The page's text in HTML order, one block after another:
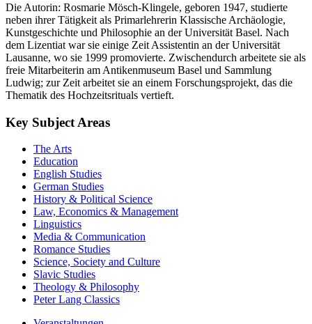
Die Autorin: Rosmarie Mösch-Klingele, geboren 1947, studierte
neben ihrer Tätigkeit als Primarlehrerin Klassische Archäologie,
Kunstgeschichte und Philosophie an der Universität Basel. Nach
dem Lizentiat war sie einige Zeit Assistentin an der Universität
Lausanne, wo sie 1999 promovierte. Zwischendurch arbeitete sie als
freie Mitarbeiterin am Antikenmuseum Basel und Sammlung
Ludwig; zur Zeit arbeitet sie an einem Forschungsprojekt, das die
Thematik des Hochzeitsrituals vertieft.
Key Subject Areas
The Arts
Education
English Studies
German Studies
History & Political Science
Law, Economics & Management
Linguistics
Media & Communication
Romance Studies
Science, Society and Culture
Slavic Studies
Theology & Philosophy
Peter Lang Classics